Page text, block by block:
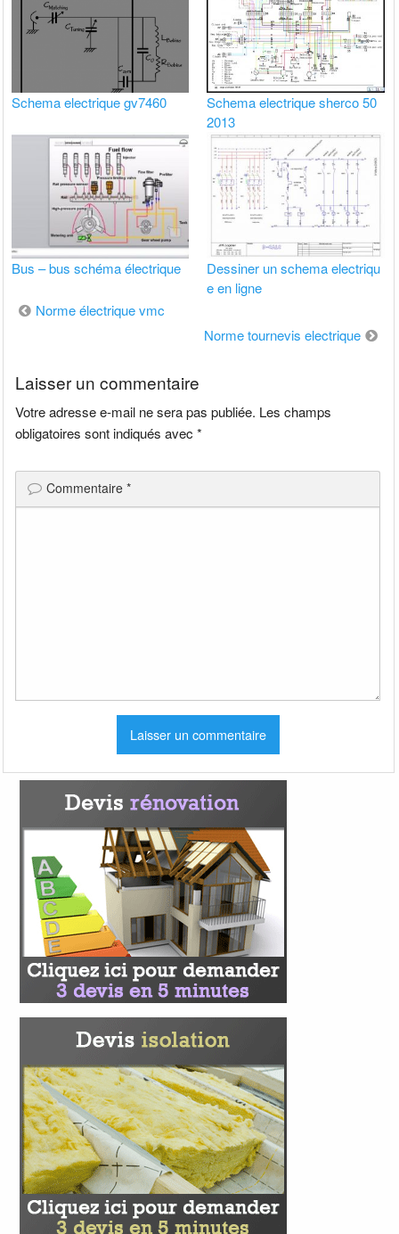
Schema electrique gv7460
Schema electrique sherco 50
2013
Bus – bus schéma électrique
Dessiner un schema electriqu
e en ligne
Navigation
Norme électrique vmc
Norme tournevis electrique
Laisser un commentaire
Votre adresse e-mail ne sera pas publiée. Les champs
obligatoires sont indiqués avec*
Commentaire*